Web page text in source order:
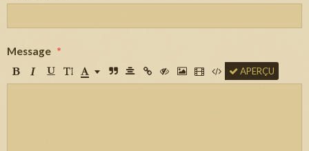
Message
APERÇU